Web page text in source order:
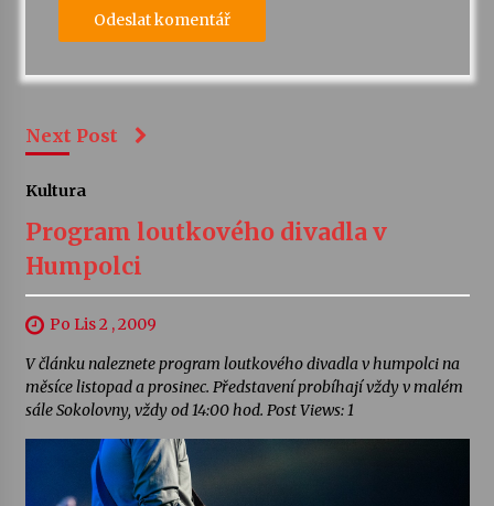
Next Post
Kultura
Program loutkového divadla v
Humpolci
Po Lis 2 , 2009
V článku naleznete program loutkového divadla v humpolci na
měsíce listopad a prosinec. Představení probíhají vždy v malém
sále Sokolovny, vždy od 14:00 hod. Post Views: 1